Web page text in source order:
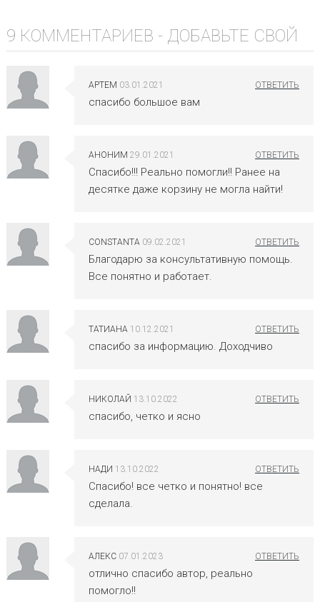
9 КОММЕНТАРИЕВ - ДОБАВЬТЕ СВОЙ
АРТЕМ 03.01.2021
спасибо большое вам
АНОНИМ 29.01.2021
Спасибо!!! Реально помогли!! Ранее на
десятке даже корзину не могла найти!
СONSTАNTA 09.02.2021
Благодарю за консультативную помощь.
Все понятно и работает.
ТАТИАНА 10.12.2021
спасибо за информацию. Доходчиво
НИКОЛАЙ 13.10.2022
спасибо, четко и ясно
НАДИ 13.10.2022
Спасибо! все четко и понятно! все
сделала.
АЛЕКС 07.01.2023
отлично спасибо автор, реально
помогло!!